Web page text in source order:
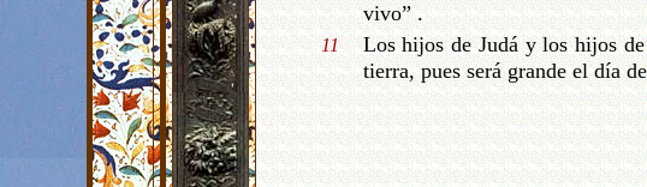
vivo” .
11
Los hijos de Judá y los hijos
tierra, pues será grande el día